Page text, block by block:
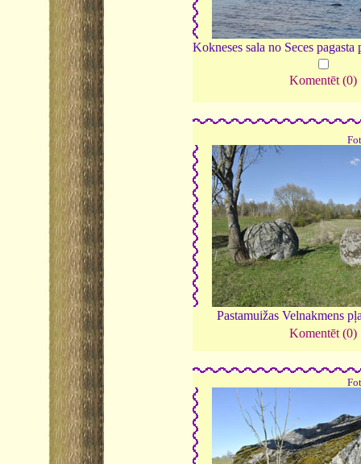
Kokneses sala no Seces pagasta
Komentēt (0)
Pastamuižas Velnakmens
Komentēt (0)